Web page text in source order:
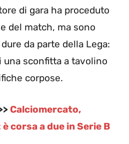
di gara ha proceduto
del match, ma sono
da parte della Lega:
sconfitta a tavolino
corpose.
Calciomercato,
corsa a due in Serie B